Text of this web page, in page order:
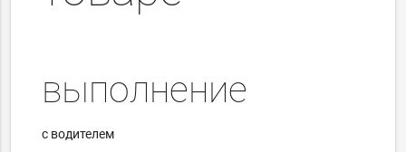
выполнение
с водителем